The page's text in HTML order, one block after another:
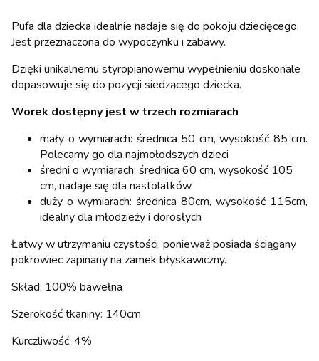
Pufa dla dziecka idealnie nadaje się do pokoju dziecięcego.
Jest przeznaczona do wypoczynku i zabawy.
Dzięki unikalnemu styropianowemu wypełnieniu doskonale
dopasowuje się do pozycji siedzącego dziecka.
Worek dostępny jest w trzech rozmiarach
mały o wymiarach: średnica 50 cm, wysokość 85 cm.
Polecamy go dla najmołodszych dzieci
średni o wymiarach: średnica 60 cm, wysokość 105
cm, nadaje się dla nastolatków
duży o wymiarach: średnica 80cm, wysokość 115cm,
idealny dla młodzieży i dorosłych
Łatwy w utrzymaniu czystości, ponieważ posiada ściągany
pokrowiec zapinany na zamek błyskawiczny.
Skład: 100% bawełna
Szerokość tkaniny: 140cm
Kurczliwość: 4%